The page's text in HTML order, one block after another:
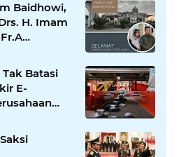
Baidhowi,
H. Imam
Idul Fitri
Batasi
E-